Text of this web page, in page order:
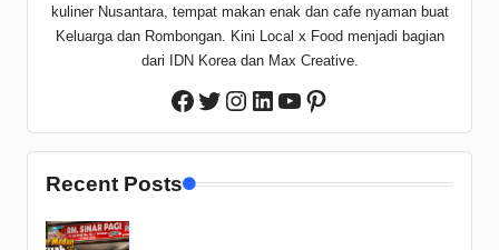
kuliner Nusantara, tempat makan enak dan cafe nyaman buat
Keluarga dan Rombongan. Kini Local x Food menjadi bagian
dari IDN Korea dan Max Creative.
Facebook
Twitter
Instagram
LinkedIn
YouTube
Pinterest
Recent Posts